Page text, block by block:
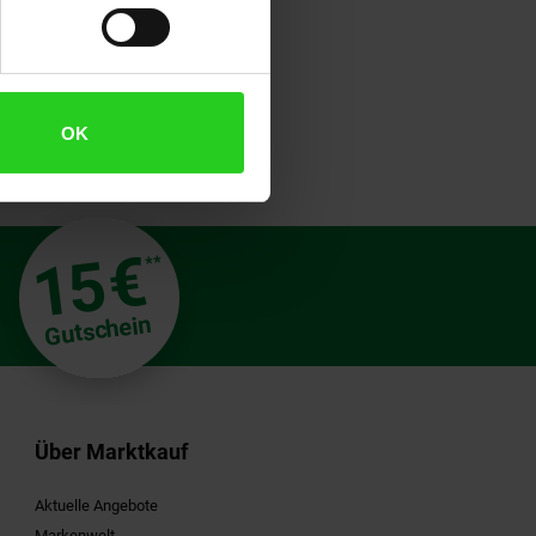
OK
15€**
Gutschein
Über Marktkauf
Aktuelle Angebote